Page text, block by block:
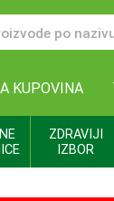
KUPOVINA
ZDRAVIJI
IZBOR